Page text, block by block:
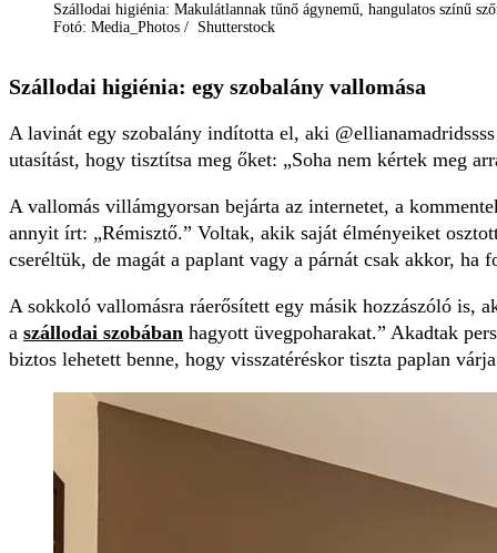
Szállodai higiénia: Makulátlannak tűnő ágynemű, hangulatos színű
Fotó: Media_Photos / Shutterstock
Szállodai higiénia: egy szobalány vallomása
A lavinát egy szobalány indította el, aki
utasítást, hogy tisztítsa meg őket: „Soha nem kértek meg
A vallomás villámgyorsan bejárta az internetet, a
annyit írt: „Rémisztő.” Voltak, akik saját élményeiket
cseréltük, de magát a paplant vagy a párnát csak akkor,
A sokkoló vallomásra ráerősített egy másik hozzászóló is,
a szállodai szobában hagyott üvegpoharakat.” Akadtak
biztos lehetett benne, hogy visszatéréskor tiszta paplan